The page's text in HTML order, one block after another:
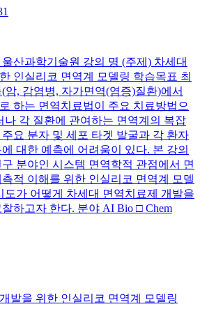
산과학기술원 강의 명 (주제) 차세대
인실리코 면역계 모델링 학습목표 최
암, 감염병, 자가면역(염증)질환)에서
하는 면역치료법이 주요 치료방법으
나 각 질환에 관여하는 면역계의 복잡
요 분자 및 세포 타겟 발굴과 각 환자
대한 예측에 어려움이 있다. 본 강의
분야인 시스템 면역학적 관점에서 면
적 이해를 위한 인실리코 면역계 모델
도가 어떻게 차세대 면역치료제 개발을
하고자 한다. 분야 AI Bio □ Chem